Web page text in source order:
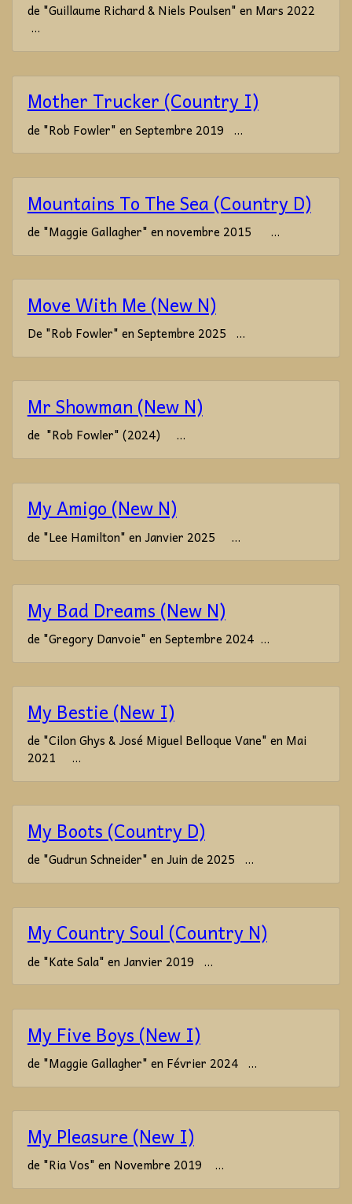
de "Guillaume Richard & Niels Poulsen" en Mars 2022
...
Mother Trucker (Country I)
de "Rob Fowler" en Septembre 2019 ...
Mountains To The Sea (Country D)
de "Maggie Gallagher" en novembre 2015 ...
Move With Me (New N)
De "Rob Fowler" en Septembre 2025 ...
Mr Showman (New N)
de "Rob Fowler" (2024) ...
My Amigo (New N)
de "Lee Hamilton" en Janvier 2025 ...
My Bad Dreams (New N)
de "Gregory Danvoie" en Septembre 2024 ...
My Bestie (New I)
de "Cilon Ghys & José Miguel Belloque Vane" en Mai
2021 ...
My Boots (Country D)
de "Gudrun Schneider" en Juin de 2025 ...
My Country Soul (Country N)
de "Kate Sala" en Janvier 2019 ...
My Five Boys (New I)
de "Maggie Gallagher" en Février 2024 ...
My Pleasure (New I)
de "Ria Vos" en Novembre 2019 ...